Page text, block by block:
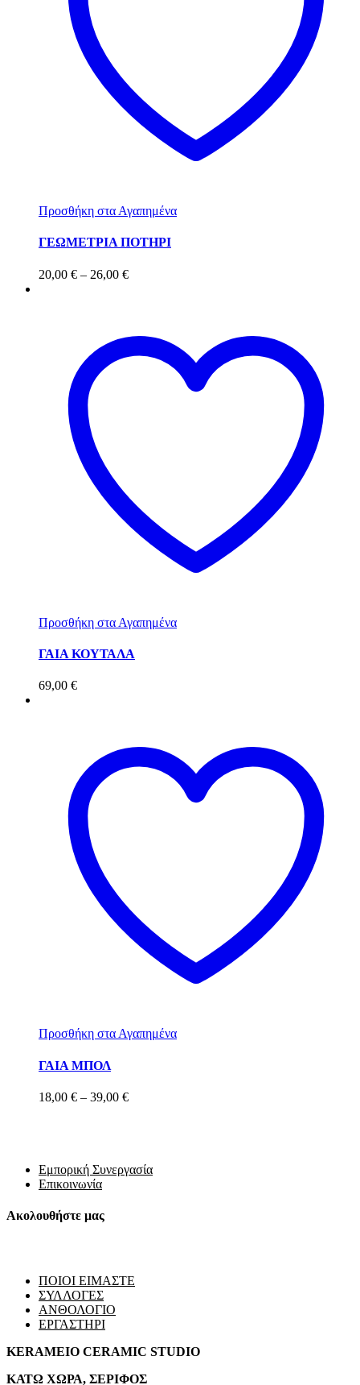
Προσθήκη στα Αγαπημένα
ΓΕΩΜΕΤΡΙΑ ΠΟΤΗΡΙ
20,00 € – 26,00 €
Προσθήκη στα Αγαπημένα
ΓΑΙΑ ΚΟΥΤΑΛΑ
69,00 €
Προσθήκη στα Αγαπημένα
ΓΑΙΑ ΜΠΟΛ
18,00 € – 39,00 €
Εμπορική Συνεργασία
Επικοινωνία
Ακολουθήστε μας
ΠΟΙΟΙ ΕΙΜΑΣΤΕ
ΣΥΛΛΟΓΕΣ
ΑΝΘΟΛΟΓΙΟ
ΕΡΓΑΣΤΗΡΙ
KERAMEIO CERAMIC STUDIO
ΚΑΤΩ ΧΩΡΑ, ΣΕΡΙΦΟΣ